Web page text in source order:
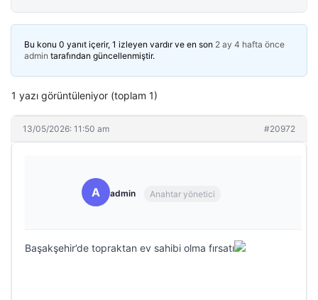
Bu konu 0 yanıt içerir, 1 izleyen vardır ve en son 2 ay 4 hafta önce
admin tarafından güncellenmiştir.
1 yazı görüntüleniyor (toplam 1)
13/05/2026: 11:50 am #20972
A admin Anahtar yönetici
Başakşehir’de topraktan ev sahibi olma fırsatı